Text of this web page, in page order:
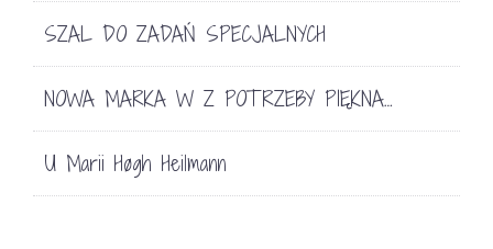
SZAL DO ZADAŃ SPECJALNYCH
NOWA MARKA W Z POTRZEBY PIĘKNA…
U Marii Høgh Heilmann